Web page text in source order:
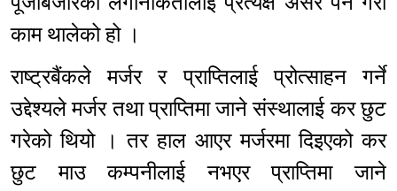
काम थालेको हो ।
राष्ट्रबैंकले मर्जर र प्राप्तिलाई प्रोत्साहन गर्ने
उद्देश्यले मर्जर तथा प्राप्तिमा जाने संस्थालाई कर छुट
गरेको थियो । तर हाल आएर मर्जरमा दिइएको कर
छुट माउ कम्पनीलाई नभएर प्राप्तिमा जाने